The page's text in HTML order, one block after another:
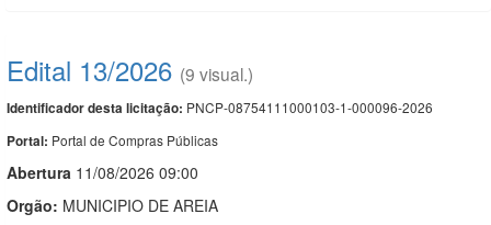
Edital 13/2026 (9 visual.)
Identificador desta licitação: PNCP-08754111000103-1-000096-2026
Portal: Portal de Compras Públicas
Abertura 11/08/2026 09:00
Orgão: MUNICIPIO DE AREIA